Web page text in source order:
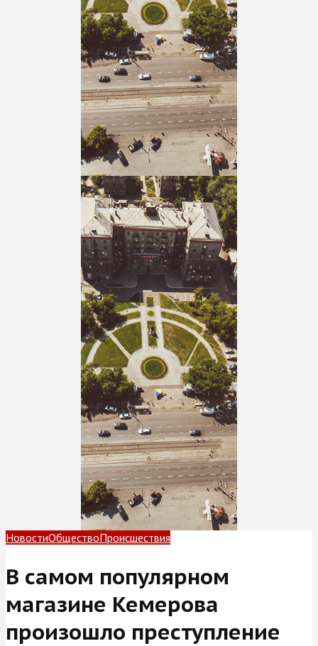
НовостиОбществоПроисшествия
В самом популярном
магазине Кемерова
произошло преступление